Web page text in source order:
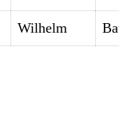
Wilhelm